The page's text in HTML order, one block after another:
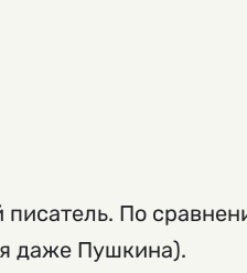
писатель. По
даже Пушкина).